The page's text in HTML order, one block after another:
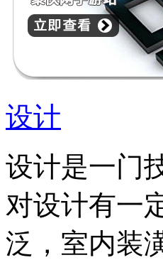
设计
设计是一门
对设计有一
泛，室内装